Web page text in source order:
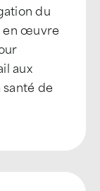
du
en œuvre
aux
de